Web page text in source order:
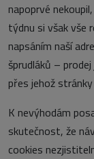
napoprvé
týdnu si však vše
napsáním naší
šprudláků –
přes jehož
K nevýhodám
skutečnost, že
cookies